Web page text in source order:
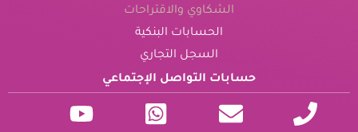
الشكاوي والاقتراحات
الحسابات البنكية
السجل التجاري
حسابات التواصل الإجتماعي